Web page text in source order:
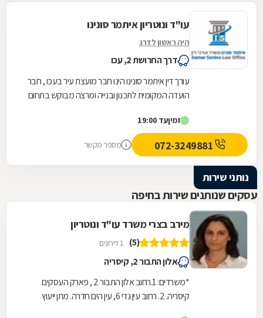
עו"ד ונוטריון איתמר סונינו
היה ראשון לדרג
דרך החרושת 2, עכו
עורך דין איתמר סונינו הינו חבר מועצת עיר בעכו , חבר
הועדה המקומית לתכנון ובנייה ומרצה מבוקש בתחום
זמיןעד 19:00
מספר מקשר
נותני שירות
עסקים שנותנים שירות בחיפה
מירב בצרי משרד עו"ד ונוטריון
(5) 1 דירוגים
אלון התבור 2, קיסריה
*משרדים: 1.רחוב אלון התבור 2 , פארק העסקים
קיסריה. 2. רחוב עין גדי 6, עין הים חדרה. מתן ייעוץ